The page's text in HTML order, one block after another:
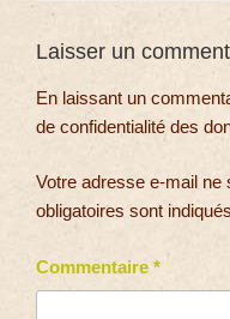
Laisser un
En laissant un
de confidentialité des
Votre adresse e-mail ne
obligatoires sont
Commentaire *